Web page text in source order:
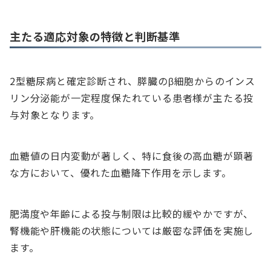
主たる適応対象の特徴と判断基準
2型糖尿病と確定診断され、膵臓のβ細胞からのインス
リン分泌能が一定程度保たれている患者様が主たる投
与対象となります。
血糖値の日内変動が著しく、特に食後の高血糖が顕著
な方において、優れた血糖降下作用を示します。
肥満度や年齢による投与制限は比較的緩やかですが、
腎機能や肝機能の状態については厳密な評価を実施し
ます。